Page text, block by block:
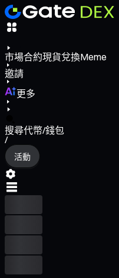
市場合約現貨兌換Meme
邀請
更多
搜尋代幣/錢包
/
活動